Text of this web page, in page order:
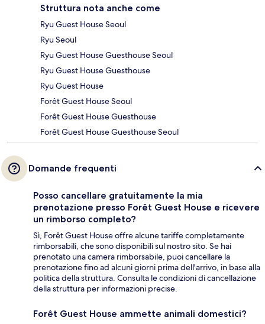
Struttura nota anche come
Ryu Guest House Seoul
Ryu Seoul
Ryu Guest House Guesthouse Seoul
Ryu Guest House Guesthouse
Ryu Guest House
Forêt Guest House Seoul
Forêt Guest House Guesthouse
Forêt Guest House Guesthouse Seoul
Domande frequenti
Posso cancellare gratuitamente la mia
prenotazione presso Forêt Guest House e ricevere
un rimborso completo?
Sì, Forêt Guest House offre alcune tariffe completamente
rimborsabili, che sono disponibili sul nostro sito. Se hai
prenotato una camera rimborsabile, puoi cancellare la
prenotazione fino ad alcuni giorni prima dell'arrivo, in base alla
politica della struttura. Consulta le condizioni di cancellazione
della struttura per informazioni precise.
Forêt Guest House ammette animali domestici?